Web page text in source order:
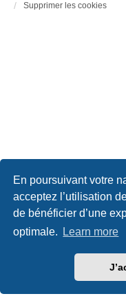
En poursuivant votre
acceptez l’utilisation
de bénéficier d’une
optimale.
Learn more
Supprimer les cookies